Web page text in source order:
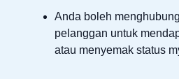
Anda boleh
pelanggan untuk
atau menyemak status